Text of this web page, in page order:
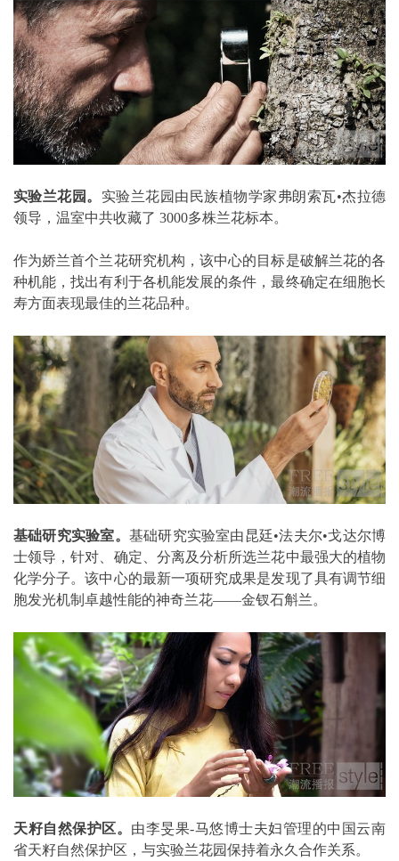
实验兰花园。 实验兰花园由民族植物学家弗朗索瓦•杰拉德
领导，温室中共收藏了 3000多株兰花标本。
作为娇兰首个兰花研究机构，该中心的目标是破解兰花的各
种机能，找出有利于各机能发展的条件，最终确定在细胞长
寿方面表现最佳的兰花品种。
基础研究实验室。 基础研究实验室由昆廷•法夫尔•戈达尔博
士领导，针对、确定、分离及分析所选兰花中最强大的植物
化学分子。该中心的最新一项研究成果是发现了具有调节细
胞发光机制卓越性能的神奇兰花——金钗石斛兰。
天籽自然保护区。 由李旻果-马悠博士夫妇管理的中国云南
省天籽自然保护区，与实验兰花园保持着永久合作关系。